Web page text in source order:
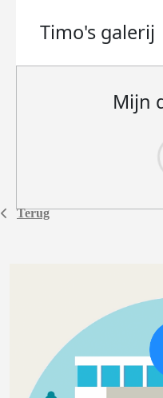
Terug
Timo's galerij
Mijn